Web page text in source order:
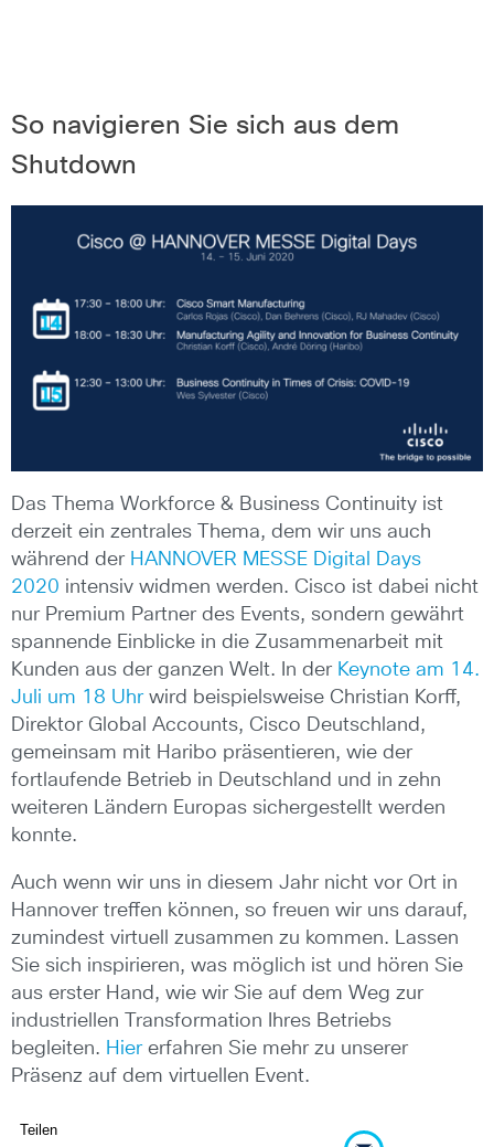
So navigieren Sie sich aus dem
Shutdown
Das Thema Workforce & Business Continuity ist
derzeit ein zentrales Thema, dem wir uns auch
während der HANNOVER MESSE Digital Days
2020 intensiv widmen werden. Cisco ist dabei nicht
nur Premium Partner des Events, sondern gewährt
spannende Einblicke in die Zusammenarbeit mit
Kunden aus der ganzen Welt. In der Keynote am 14.
Juli um 18 Uhrwird beispielsweise Christian Korff,
Direktor Global Accounts, Cisco Deutschland,
gemeinsam mit Haribo präsentieren, wie der
fortlaufende Betrieb in Deutschland und in zehn
weiteren Ländern Europas sichergestellt werden
konnte.
Auch wenn wir uns in diesem Jahr nicht vor Ort in
Hannover treffen können, so freuen wir uns darauf,
zumindest virtuell zusammen zu kommen. Lassen
Sie sich inspirieren, was möglich ist und hören Sie
aus erster Hand, wie wir Sie auf dem Weg zur
industriellen Transformation Ihres Betriebs
begleiten. Hiererfahren Sie mehr zu unserer
Präsenz auf dem virtuellen Event.
Teilen